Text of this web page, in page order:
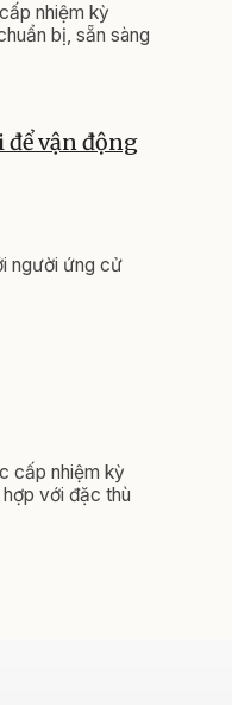
nhiệm kỳ
bị, sẵn sàng
để vận động
người ứng cử
cấp nhiệm kỳ
với đặc thù